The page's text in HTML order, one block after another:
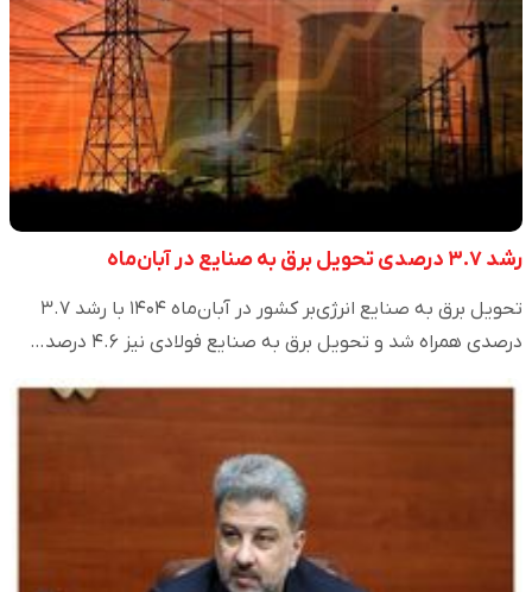
رشد ۳.۷ درصدی تحویل برق به صنایع در آبان‌ماه
تحویل برق به صنایع انرژی‌بر کشور در آبان‌ماه ۱۴۰۴ با رشد ۳.۷
درصدی همراه شد و تحویل برق به صنایع فولادی نیز ۴.۶ درصد…